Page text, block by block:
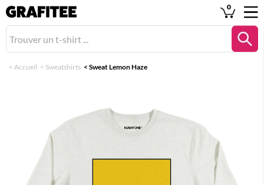
0
< Accueil < Sweatshirts < Sweat Lemon Haze